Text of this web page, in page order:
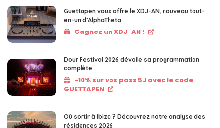
Guettapen vous offre le XDJ-AN, nouveau tout-
en-un d’AlphaTheta
Gagnez un XDJ-AN !
Dour Festival 2026 dévoile sa programmation
complète
-10% sur vos pass 5J avec le code
GUETTAPEN
Où sortir à Ibiza ? Découvrez notre analyse des
résidences 2026